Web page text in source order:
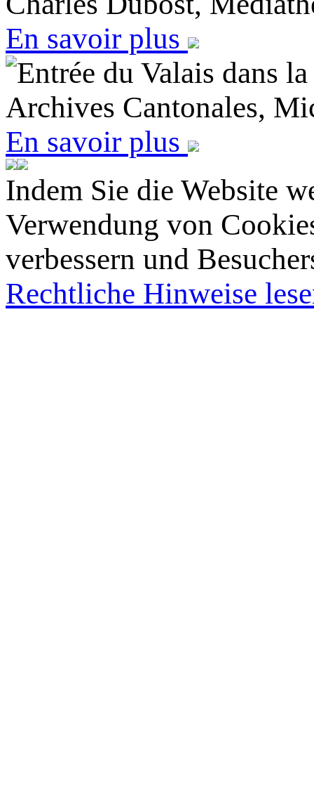
En savoir plus
Entrée du Valais dans
Archives Cantonales,
En savoir plus
Indem Sie die Website
Verwendung von
verbessern und
Rechtliche Hinweise